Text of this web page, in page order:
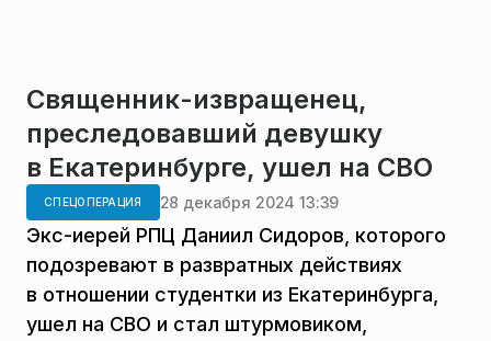
Священник-извращенец,
преследовавший девушку
в Екатеринбурге, ушел на СВО
СПЕЦОПЕРАЦИЯ 28 декабря 2024 13:39
Экс-иерей РПЦ Даниил Сидоров, которого
подозревают в развратных действиях
в отношении студентки из Екатеринбурга,
ушел на СВО и стал штурмовиком,